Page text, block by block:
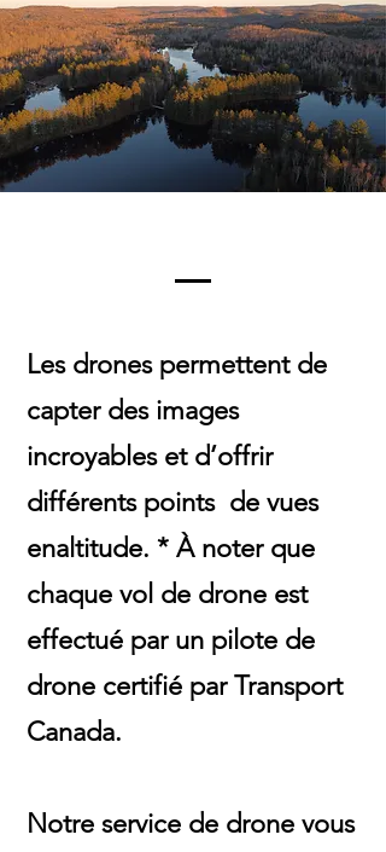
Les drones permettent de
capter des images
incroyables et d’offrir
différents points de vues
enaltitude. * À noter que
chaque vol de drone est
effectué par un pilote de
drone certifié par Transport
Canada.
Notre service de drone vous